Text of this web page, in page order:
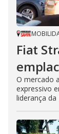
Fiat
O mercado
expressivo
liderança da